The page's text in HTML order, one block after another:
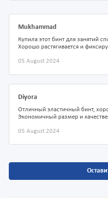
Mukhammad
Купила этот бинт для занятий
Хорошо растягивается и
05 August 2024
Diyora
Отличный эластичный бинт,
Экономичный размер и
05 August 2024